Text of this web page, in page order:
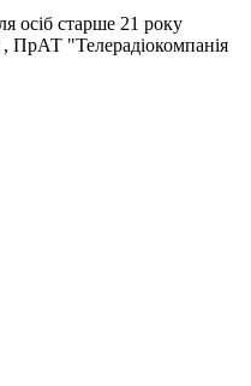
осіб старше 21 року
, ПрАТ "Телерадіокомпанія